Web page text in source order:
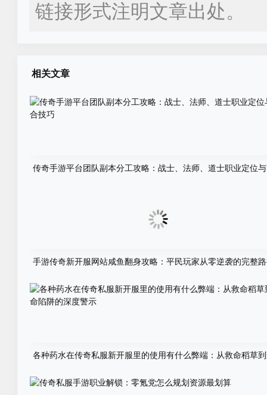
链接形式注明文章出处。
相关文章
传奇手游平台团队副本分工攻略：战士、法师、道士职业定位
手游传奇新开服网站咸鱼翻身攻略：平民玩家从零逆袭的完整
各种药水在传奇私服新开服里的使用有什么弊端：从救命稻草